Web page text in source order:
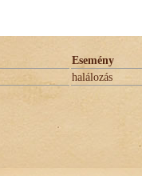
Esemény
halálozás